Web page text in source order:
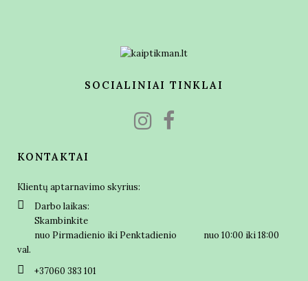
SOCIALINIAI TINKLAI
KONTAKTAI
Klientų aptarnavimo skyrius:
Darbo laikas:
Skambinkite
nuo Pirmadienio iki Penktadienio nuo 10:00 iki 18:00
val.
+37060 383 101